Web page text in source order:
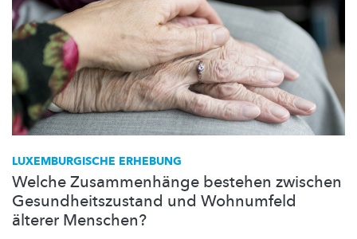
LUXEMBURGISCHE ERHEBUNG
Welche Zusammenhänge bestehen zwischen
Gesundheitszustand und Wohnumfeld
älterer Menschen?